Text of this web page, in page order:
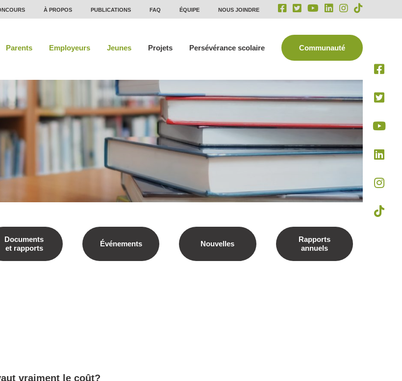
À PROPOS PUBLICATIONS FAQ ÉQUIPE NOUS JOINDRE
Parents Employeurs Jeunes Projets Persévérance scolaire Communauté
Documents
et rapports
Événements Nouvelles
Rapports
annuels
vraiment le coût?